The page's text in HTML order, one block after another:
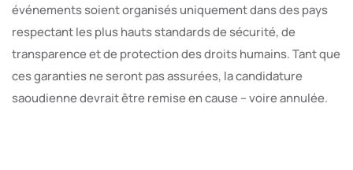
événements soient organisés uniquement dans des pays
respectant les plus hauts standards de sécurité, de
transparence et de protection des droits humains. Tant que
ces garanties ne seront pas assurées, la candidature
saoudienne devrait être remise en cause – voire annulée.